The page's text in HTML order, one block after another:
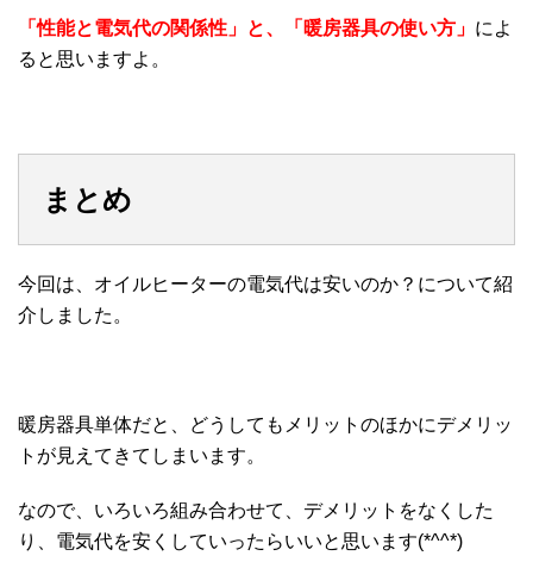
「性能と電気代の関係性」と、「暖房器具の使い方」 によ
ると思いますよ。
まとめ
今回は、オイルヒーターの電気代は安いのか？について紹
介しました。
暖房器具単体だと、どうしてもメリットのほかにデメリッ
トが見えてきてしまいます。
なので、いろいろ組み合わせて、デメリットをなくした
り、電気代を安くしていったらいいと思います(*^^*)